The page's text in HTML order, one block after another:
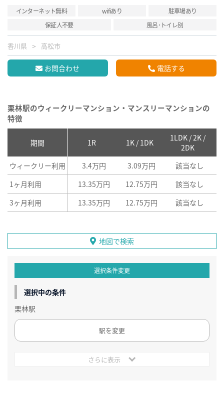
インターネット無料 wifiあり
駐車場あり
保証人不要
風呂･トイレ別
香川県 高松市
お問合わせ 電話する
栗林駅のウィークリーマンション・マンスリーマンションの
特徴
期間 1R 1K / 1DK
1LDK / 2K /
2DK
ウィークリー利用 3.4万円 3.09万円 該当なし
1ヶ月利用
13.35万円 12.75万円 該当なし
3ヶ月利用
13.35万円 12.75万円 該当なし
地図で検索
選択条件変更
選択中の条件
栗林駅
駅を変更
さらに表示